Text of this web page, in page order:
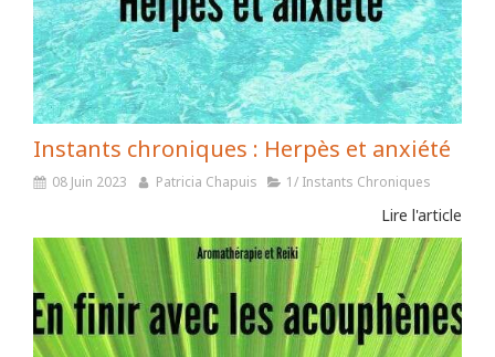
Instants chroniques : Herpès et anxiété
08 Juin 2023 Patricia Chapuis 1/ Instants Chroniques
Lire l'article